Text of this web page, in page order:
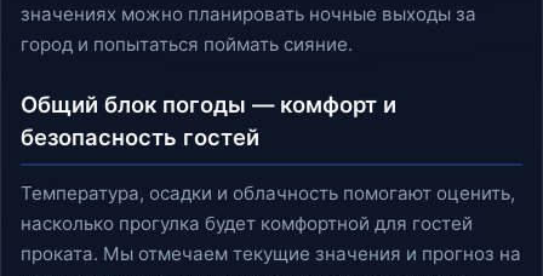
значениях можно планировать ночные выходы за
город и попытаться поймать сияние.
Общий блок погоды — комфорт и
безопасность гостей
Температура, осадки и облачность помогают оценить,
насколько прогулка будет комфортной для гостей
проката. Мы отмечаем текущие значения и прогноз на